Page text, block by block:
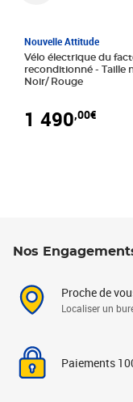
Nouvelle Attitude
Vélo électrique du
reconditionné - Taille normale -
Noir/ Rouge
1 490,00€
Nos
Proche de
Localiser un
Paiements